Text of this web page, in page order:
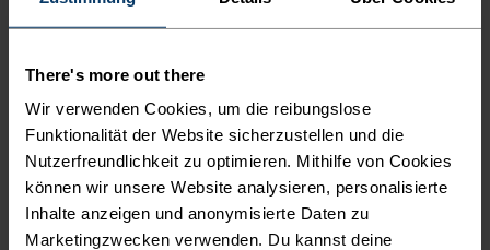
There's more out there
Wir verwenden Cookies, um die reibungslose
Funktionalität der Website sicherzustellen und die
Nutzerfreundlichkeit zu optimieren. Mithilfe von Cookies
können wir unsere Website analysieren, personalisierte
Inhalte anzeigen und anonymisierte Daten zu
Marketingzwecken verwenden. Du kannst deine
Laufbekleidung, die alle anderen hinter sich lässt.
AKTIVITÄTSNIVEAU
NIEDRIG MODERAT